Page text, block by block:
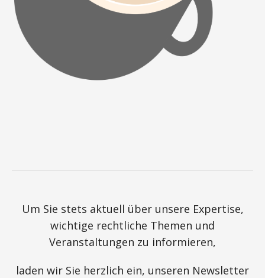
Um Sie stets aktuell über unsere Expertise,
wichtige rechtliche Themen und
Veranstaltungen zu informieren,
laden wir Sie herzlich ein, unseren Newsletter